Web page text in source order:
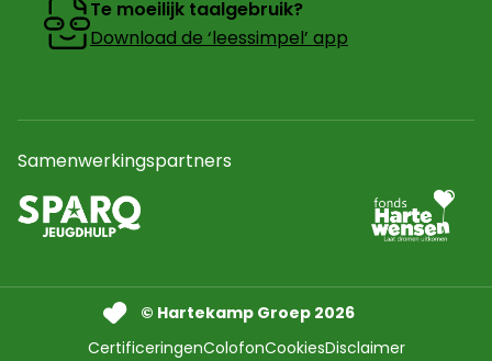
Te moeilijk taalgebruik?
Download de ‘leessimpel’ app
Samenwerkingspartners
Naar de website van sparq Jeugdhulp In een nieuw
Ga naar
© Hartekamp Groep 2026
CertificeringenColofonCookiesDisclaimer